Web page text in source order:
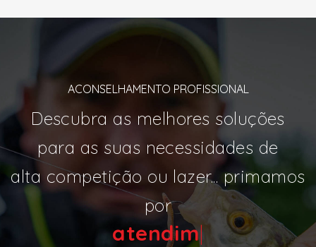
ACONSELHAMENTO PROFISSIONAL
Descubra as melhores soluções
para as suas necessidades de
alta competição ou lazer... primamos
por
aten|